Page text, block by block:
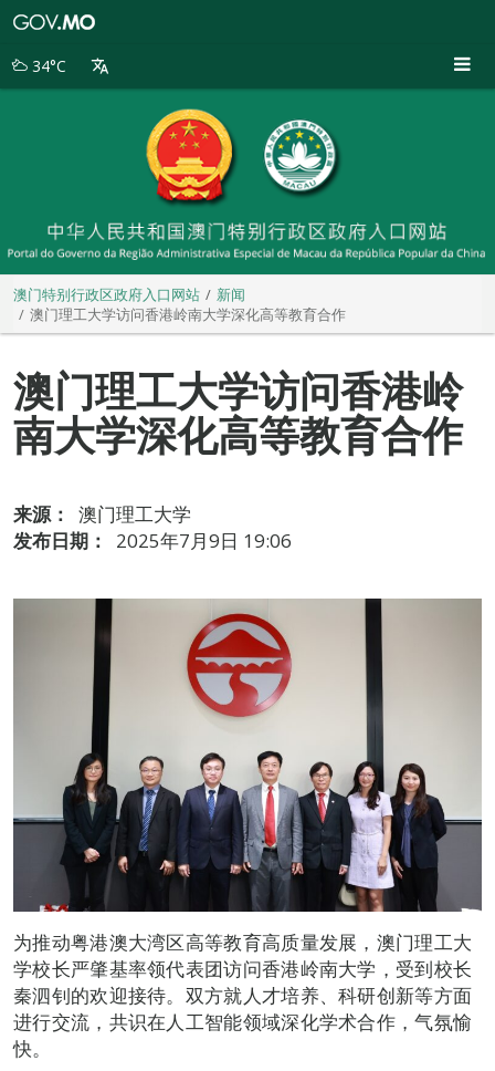
别
34°C
澳门特别行政区政府入口网站
新闻
澳门理工大学访问香港岭南大学深化高等教育合作
澳门理工大学访问香港岭
南大学深化高等教育合作
来源：
澳门理工大学
发布日期：
2025年7月9日 19:06
为推动粤港澳大湾区高等教育高质量发展，澳门理工大
学校长严肇基率领代表团访问香港岭南大学，受到校长
秦泗钊的欢迎接待。双方就人才培养、科研创新等方面
进行交流，共识在人工智能领域深化学术合作，气氛愉
快。